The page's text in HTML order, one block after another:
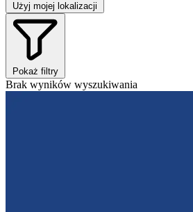
Użyj mojej lokalizacji
Pokaż filtry
Brak wyników wyszukiwania